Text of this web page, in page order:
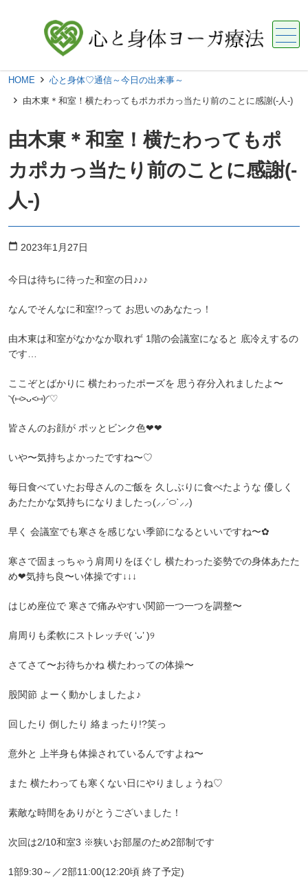
メニュー
HOME
心と身体♡通信～今日の出来事～
由木東＊和室！横たわってもポカポカっ当たり前のことに感謝(-人-)
由木東＊和室！横たわってもポ
カポカっ当たり前のことに感謝(-
人-)
calendar_today 2023年1月27日
今日は待ちに待った和室の日♪♪♪
なんでそんなに和室!?って お思いのあなたっ！
由木東は和室がなかなか取れず 1階の会議室になると 底冷えするの
です…
ここぞとばかりに 横たわったポーズを 思う存分入れましたよ〜
◝(⑅>ᴗ<⑅)◜♡
皆さんのお顔が ポッとビンク色‪‪❤︎‬‪‪❤︎‬
いや〜気持ちよかったですね〜♡
毎日食べていたお母さんのご飯を 久しぶりに食べたような 優しく
あたたかな気持ちになりましたっ(⸝⸝ˊ࿀ˋ⸝⸝)
早く 会議室でも寒さを感じない季節になるといいですね〜︎✿
寒さで固まっちゃう肩周りをほぐし 横たわった姿勢での身体あたた
め‪‪❤︎‬気持ち良〜い体操です↓↓↓
はじめ座位で 寒さで痛みやすい関節一つ一つを調整〜
肩周りも柔軟にストレッチ୧( ‘ᴗ’ )୨
さてさて〜お待ちかね 横たわっての体操〜
股関節 よーく動かしましたよ♪
回したり 倒したり 絡まったり!?笑っ
意外と 上半身も体操されているんですよね〜
また 横たわっても寒くない日にやりましょうね♡
素敵な時間をありがとうございました！
次回は2/10和室3 ※狭いお部屋のため2部制です
1部9:30～／2部11:00(12:20頃 終了予定)